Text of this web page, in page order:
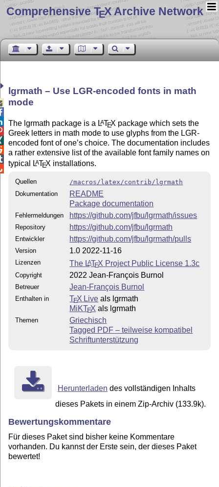
Comprehensive TEX Archive Network
lgrmath – Use LGR-encoded fonts in math
mode
The lgrmath package is a LATEX package which sets the
Greek letters in math mode to use glyphs from the LGR-
encoded font of one’s choice. The documentation includes
a rather extensive list of the available font family names on
typical
LATEX installations.
Quellen
/macros/latex/contrib/lgrmath
Dokumentation
README
Package documentation
Fehlermeldungen https://github.com/jfbu/lgrmath/issues
Repository https://github.com/jfbu/lgrmath
Entwickler https://github.com/jfbu/lgrmath/pulls
Version 1.0 2022-11-16
Lizenzen The LATEX Project Public License 1.3c
Copyright 2022 Jean-François Burnol
Betreuer Jean-François Burnol
Enthalten in TEX Live als lgrmath
MiKTEX als lgrmath
Themen
Griechisch
Tagged PDF – teilweise kompatibel
Schriftunterstützung
Herunterladen des vollständigen Inhalts
dieses Pakets in einem Zip-Archiv (133.9k).
Bewertungskommentare
Für dieses Paket sind bisher keine Kommentare
vorhanden. Du kannst der Erste sein, der dieses Paket
bewertet!